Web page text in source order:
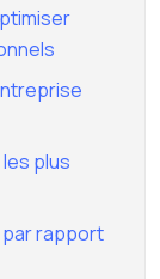
plus
rapport